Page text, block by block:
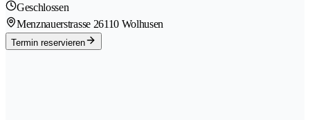
Geschlossen
Menznauerstrasse 26110 Wolhusen
Termin reservieren